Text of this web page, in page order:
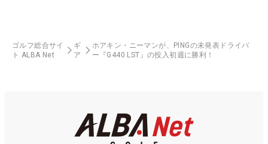
ゴルフ総合サイ
ト ALBA Net
ギ
ア
ホアキン・ニーマンが、PINGの未発表ドライバ
ー『G440 LST』の投入初週に勝利！